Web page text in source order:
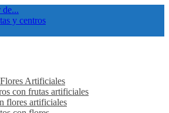
y centros
Artificiales
con frutas artificiales
flores artificiales